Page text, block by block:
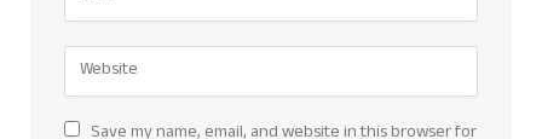
Save my name, email, and website in this browser for